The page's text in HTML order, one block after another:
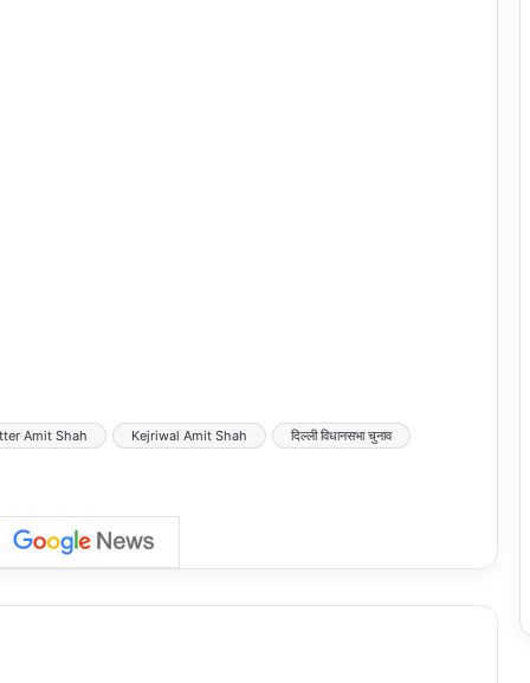
Amit Shah Kejriwal Amit Shah दिल्ली विधानसभा चुनाव